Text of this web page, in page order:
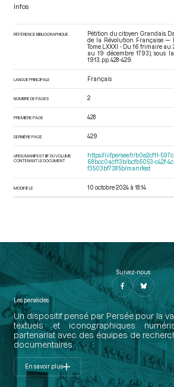
Infos
RÉFÉRENCE BIBLIOGRAPHIQUE
Pétition du citoyen Grandais.
de la Révolution Française —
Tome LXXXI - Du 16 frimaire
au 19 décembre 1793) , sous
1913. pp. 428-429.
LANGUE PRINCIPALE Français
NOMBRE DE PAGES 2
PREMIÈRE PAGE 428
DERNIÈRE PAGE 429
URI DU MANIFEST IIIF DU VOLUME
CONTENANT LE DOCUMENT
https://iiif.persee.fr/b0e2cf11-
68bcc0acf13b/bcfb5053-c42f-
f3503bf7385b/manifest
MODIFIÉ LE 10 octobre 2024 à 18:14
Suivez-nous
Les perséides
Un dispositif pensé par Persée pour la
textuels et iconographiques
partenariat avec des équipes de
documentaires.
En savoir plus